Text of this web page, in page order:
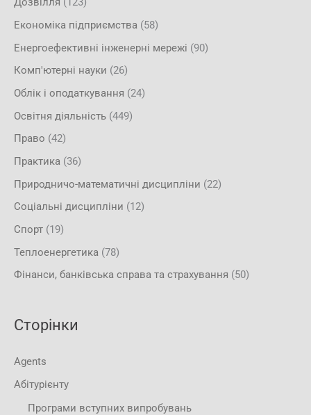
Економіка підприємства (58)
Енергоефективні інженерні мережі (90)
Комп'ютерні науки (26)
Облік і оподаткування (24)
Освітня діяльність (449)
Право (42)
Практика (36)
Природничо-математичні дисципліни (22)
Соціальні дисципліни (12)
Спорт (19)
Теплоенергетика (78)
Фінанси, банківська справа та страхування (50)
Сторінки
Agents
Абітурієнту
Програми вступних випробувань